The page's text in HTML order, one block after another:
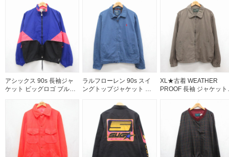
アシックス 90s 長袖ジャ
ケット ビッグロゴ ブルー
ラルフローレン 90s スイ
ングトップジャケット ワ
ルー メンズXL相当 | 古着
XL★古着 WEATHER
PROOF 長袖 ジャケット
ジュ 26jul31